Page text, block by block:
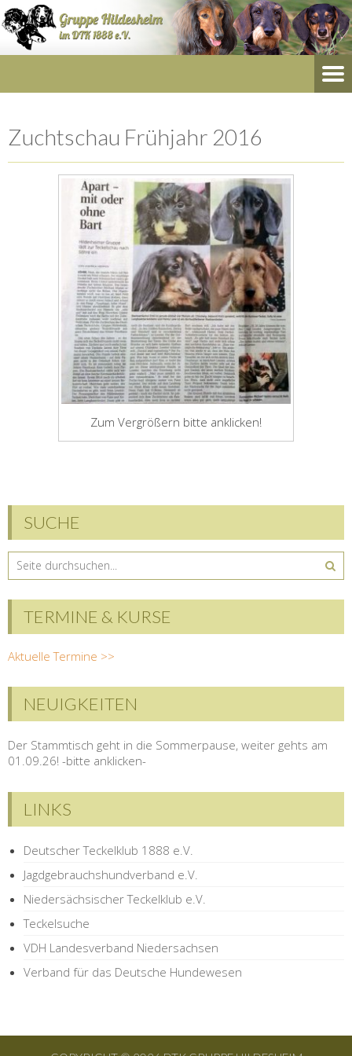
Zuchtschau Frühjahr 2016
Zum Vergrößern bitte anklicken!
SUCHE
TERMINE & KURSE
Aktuelle Termine >>
NEUIGKEITEN
Der Stammtisch geht in die Sommerpause, weiter gehts am
01.09.26! -bitte anklicken-
LINKS
Deutscher Teckelklub 1888 e.V.
Jagdgebrauchshundverband e.V.
Niedersächsischer Teckelklub e.V.
Teckelsuche
VDH Landesverband Niedersachsen
Verband für das Deutsche Hundewesen